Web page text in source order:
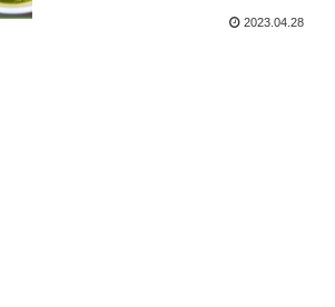
2023.04.28